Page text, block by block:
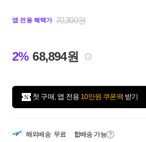
앱 전용 혜택가 70,300원
2% 68,894원
첫 구매, 앱 전용 10만원 쿠폰팩 받기
해외배송 무료 합배송 가능